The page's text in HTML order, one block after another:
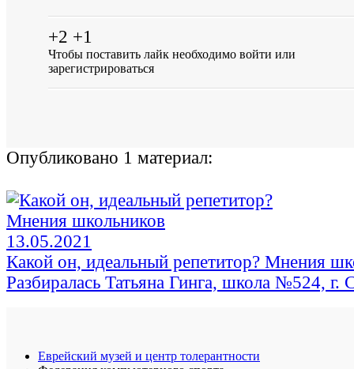
+2 +1
Чтобы поставить лайк необходимо войти или
зарегистрироваться
Опубликовано 1 материал:
13.05.2021
Какой он, идеальный репетитор? Мнения
Разбиралась Татьяна Гинга, школа №524, г.
Еврейский музей и центр толерантности